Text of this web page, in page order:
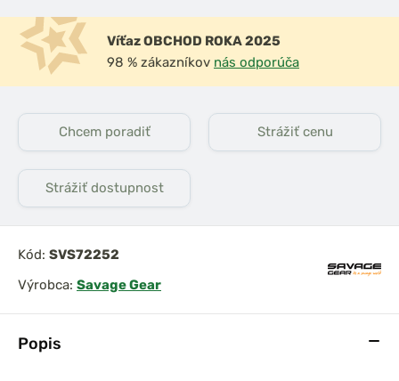
Popis
Víťaz OBCHOD ROKA 2025
98 % zákazníkov nás odporúča
Chcem poradiť Strážiť cenu
Strážiť dostupnost
Kód: SVS72252
Výrobca: Savage Gear